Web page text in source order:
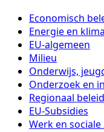
Economisch
Energie en
EU-algemeen
Milieu
Onderwijs,
Onderzoek en
Regionaal
EU-Subsidies
Werk en sociale